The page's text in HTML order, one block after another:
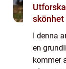
skönhet
I denna
en
kommer